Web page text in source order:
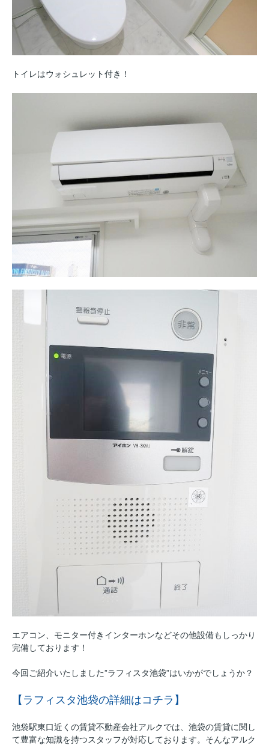
トイレはウォシュレット付き！
エアコン、モニター付きインターホンなどその他設備もしっかり
完備しております！
今回ご紹介いたしました”ラフィスタ池袋”はいかがでしょうか？
【ラフィスタ池袋の詳細はコチラ】
池袋駅東口近くの賃貸不動産会社アルクでは、池袋の賃貸に関し
て豊富な知識を持つスタッフが対応しております。そんなアルク